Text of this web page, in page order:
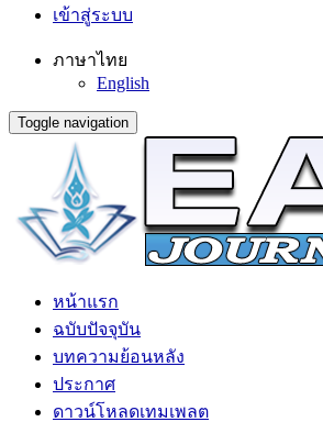
เข้าสู่ระบบ
ภาษาไทย
English
Toggle navigation
หน้าแรก
ฉบับปัจจุบัน
บทความย้อนหลัง
ประกาศ
ดาวน์โหลดเทมเพลต